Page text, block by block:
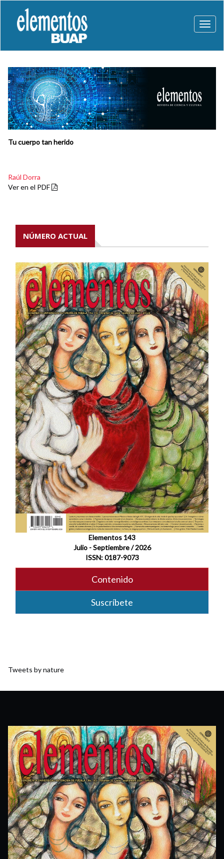
Tu cuerpo tan herido
Raúl Dorra
Ver en el PDF
NÚMERO ACTUAL
Elementos 143
Julio - Septiembre / 2026
ISSN: 0187-9073
Contenido
Suscríbete
Tweets by nature